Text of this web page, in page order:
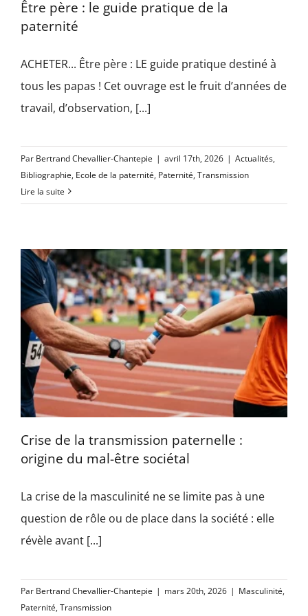
Être père : le guide pratique de la
paternité
ACHETER... Être père : LE guide pratique destiné à
tous les papas ! Cet ouvrage est le fruit d’années de
travail, d’observation, [...]
Par Bertrand Chevallier-Chantepie | avril 17th, 2026 | Actualités,
Bibliographie, Ecole de la paternité, Paternité, Transmission
Lire la suite
Crise de la transmission paternelle :
origine du mal-être sociétal
La crise de la masculinité ne se limite pas à une
question de rôle ou de place dans la société : elle
révèle avant [...]
Par Bertrand Chevallier-Chantepie | mars 20th, 2026 | Masculinité,
Paternité, Transmission